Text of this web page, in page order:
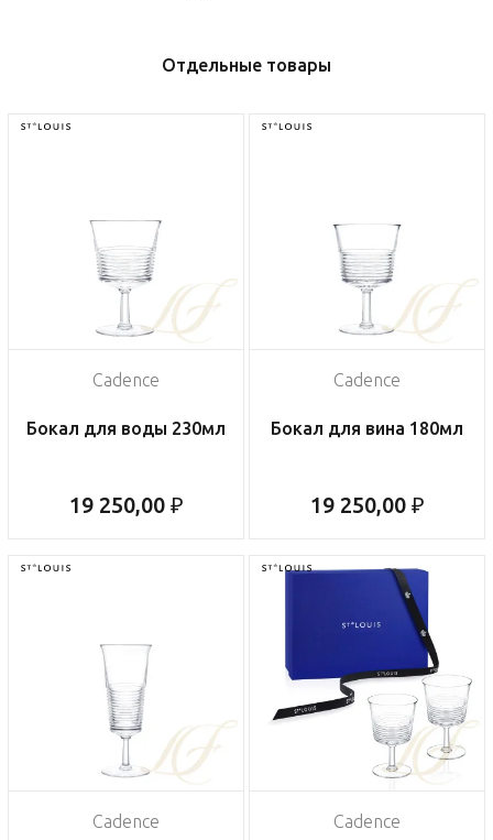
Отдельные товары
Cadence
Бокал для воды 230мл
19 250,00 ₽
Cadence
Бокал для вина 180мл
19 250,00 ₽
Cadence Cadence